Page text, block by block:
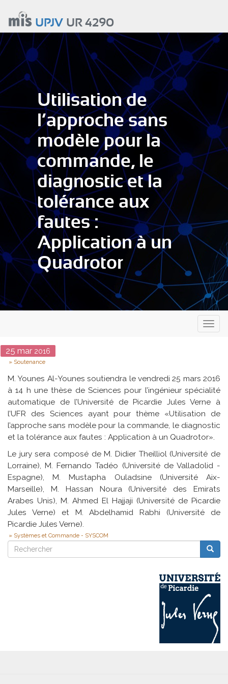
contenu
principal
UPJVUR 4290
Utilisation de
l’approche sans
modèle pour la
commande, le
diagnostic et la
tolérance aux
fautes :
Application à un
Quadrotor
Date
25 mar2016
Type
Soutenance
M. Younes Al-Younes soutiendra le vendredi 25 mars 2016
à 14 h une thèse de Sciences pour l’ingénieur spécialité
automatique de l’Université de Picardie Jules Verne à
l’UFR des Sciences ayant pour thème «Utilisation de
l’approche sans modèle pour la commande, le diagnostic
et la tolérance aux fautes : Application à un Quadrotor».
Le jury sera composé de M. Didier Theilliol (Université de
Lorraine), M. Fernando Tadéo (Université de Valladolid -
Espagne), M. Mustapha Ouladsine (Université Aix-
Marseille), M. Hassan Noura (Université des Emirats
Arabes Unis), M. Ahmed El Hajjaji (Université de Picardie
Jules Verne) et M. Abdelhamid Rabhi (Université de
Picardie Jules Verne).
Systèmes et Commande - SYSCOM
Rechercher
Rechercher